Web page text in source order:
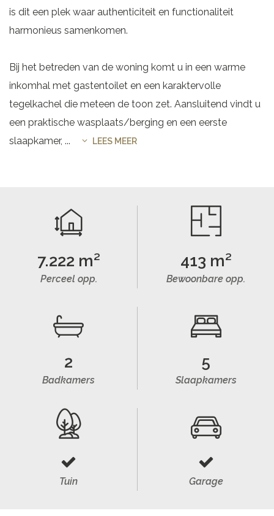
is dit een plek waar authenticiteit en functionaliteit
harmonieus samenkomen.
Bij het betreden van de woning komt u in een warme
inkomhal met gastentoilet en een karaktervolle
tegelkachel die meteen de toon zet. Aansluitend vindt u
een praktische wasplaats/berging en een eerste
slaapkamer, ... LEES MEER
7.222 m²
Perceel opp.
413 m²
Bewoonbare opp.
2
Badkamers
5
Slaapkamers
Tuin Garage